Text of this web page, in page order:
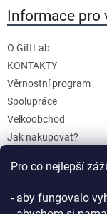
Pro co nejlepší
- aby fungovalo
Informace pro
O GiftLab
KONTAKTY
Věrnostní program
Spolupráce
Velkoobchod
Jak nakupovat?
Reklamace a Vrácení
Podmínky ochrany